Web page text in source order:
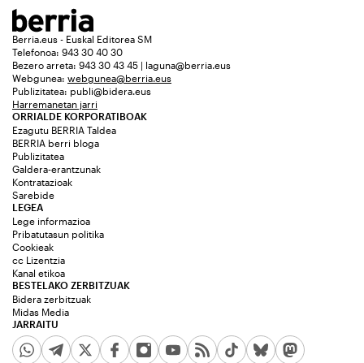
Berria.eus - Euskal Editorea SM
Telefonoa: 943 30 40 30
Bezero arreta: 943 30 43 45 | laguna@berria.eus
Webgunea: webgunea@berria.eus
Publizitatea: publi@bidera.eus
Harremanetan jarri
ORRIALDE KORPORATIBOAK
Ezagutu BERRIA Taldea
BERRIA berri bloga
Publizitatea
Galdera-erantzunak
Kontratazioak
Sarebide
JARRAITU
LEGEA
Lege informazioa
Pribatutasun politika
Cookieak
cc Lizentzia
Kanal etikoa
BESTELAKO ZERBITZUAK
Bidera zerbitzuak
Midas Media